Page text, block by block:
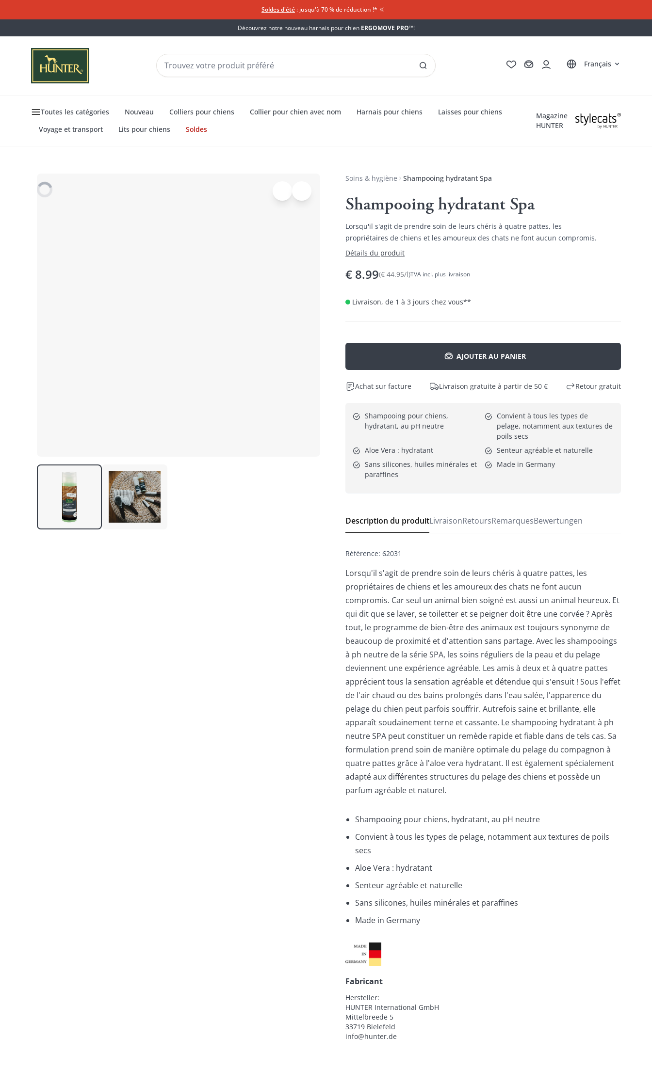
Soldes d'été : jusqu'à 70 % de réduction !*​ 🌞
Découvrez notre nouveau harnais pour chien ERGOMOVE PRO™!
Deutsch
English
Italiano
Nederlands
Français
Toutes les catégories Nouveau Colliers pour chiens Collier pour chien avec nom Harnais pour chiens
Laisses pour chiens
Voyage et transport
Lits pour chiens Soldes
Magazine
HUNTER
Soins & hygiène Shampooing hydratant Spa
Shampooing hydratant Spa
Lorsqu'il s'agit de prendre soin de leurs chéris à quatre pattes, les
propriétaires de chiens et les amoureux des chats ne font aucun compromis.
Détails du produit
€ 8.99(€ 44.95/l)TVA incl. plus livraison
Livraison, de 1 à 3 jours chez vous**
AJOUTER AU PANIER
Achat sur facture Livraison gratuite à partir de 50 € Retour gratuit
Shampooing pour chiens,
hydratant, au pH neutre
Convient à tous les types de
pelage, notamment aux textures de
poils secs
Aloe Vera : hydratant
Senteur agréable et naturelle
Sans silicones, huiles minérales et
paraffines
Made in Germany
Description du produitLivraisonRetoursRemarquesBewertungen
Référence: 62031
Lorsqu'il s'agit de prendre soin de leurs chéris à quatre pattes, les
propriétaires de chiens et les amoureux des chats ne font aucun
compromis. Car seul un animal bien soigné est aussi un animal heureux. Et
qui dit que se laver, se toiletter et se peigner doit être une corvée ? Après
tout, le programme de bien-être des animaux est toujours synonyme de
beaucoup de proximité et d'attention sans partage. Avec les shampooings
à ph neutre de la série SPA, les soins réguliers de la peau et du pelage
deviennent une expérience agréable. Les amis à deux et à quatre pattes
apprécient tous la sensation agréable et détendue qui s'ensuit ! Sous l'effet
de l'air chaud ou des bains prolongés dans l'eau salée, l'apparence du
pelage du chien peut parfois souffrir. Autrefois saine et brillante, elle
apparaît soudainement terne et cassante. Le shampooing hydratant à ph
neutre SPA peut constituer un remède rapide et fiable dans de tels cas. Sa
formulation prend soin de manière optimale du pelage du compagnon à
quatre pattes grâce à l'aloe vera hydratant. Il est également spécialement
adapté aux différentes structures du pelage des chiens et possède un
parfum agréable et naturel.
Shampooing pour chiens, hydratant, au pH neutre
Convient à tous les types de pelage, notamment aux textures de poils
secs
Aloe Vera : hydratant
Senteur agréable et naturelle
Sans silicones, huiles minérales et paraffines
Made in Germany
Fabricant
Hersteller:
HUNTER International GmbH
Mittelbreede 5
33719 Bielefeld
info@hunter.de